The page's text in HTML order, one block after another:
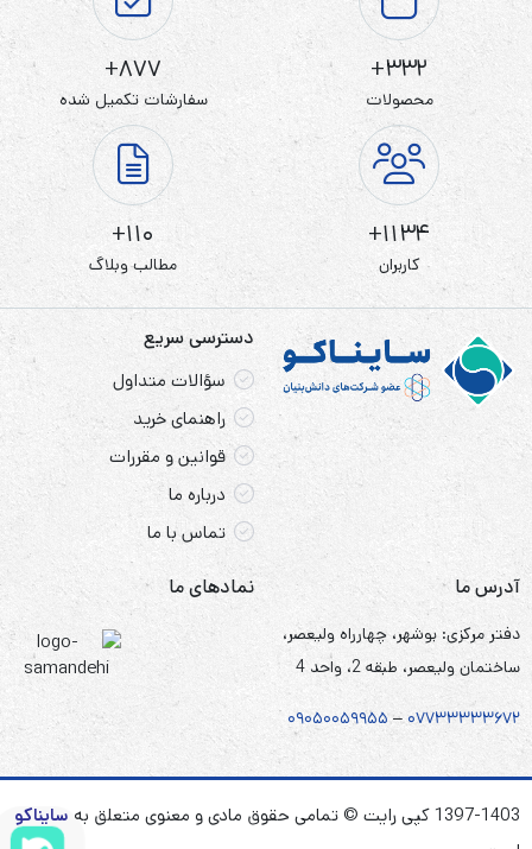
332+
محصولات
877+
سفارشات تکمیل شده
1134+
کاربران
110+
مطالب وبلاگ
دسترسی سریع
سؤالات متداول
راهنمای خرید
قوانین و مقررات
درباره ما
تماس با ما
آدرس ما
دفتر مرکزی: بوشهر، چهارراه ولیعصر،
ساختمان ولیعصر، طبقه 2، واحد 4
۰۷۷۳۳۳۳۳۶۷۲ – ۰۹۰۵۰۰۵۹۹۵۵
نمادهای ما
1397-1403 کپی رایت © تمامی حقوق مادی و معنوی متعلق به
سایناکو